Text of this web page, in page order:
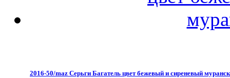
2016-50/maz Серьги Багатель цвет бежевый и сиреневый